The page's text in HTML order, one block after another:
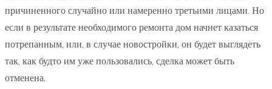
причиненного случайно или намеренно третьими лицами. Но
если в результате необходимого ремонта дом начнет казаться
потрепанным, или, в случае новостройки, он будет выглядеть
так, как будто им уже пользовались, сделка может быть
отменена.